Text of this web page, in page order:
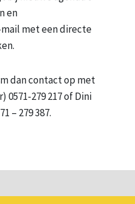
en
met een directe
dan contact op met
279 217 of Dini
– 279 387.